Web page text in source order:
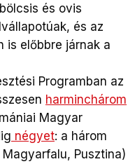
és ovis
és az
is előbbre járnak a
Programban az
harminchárom
Magyar
négyet: a három
Pusztina)